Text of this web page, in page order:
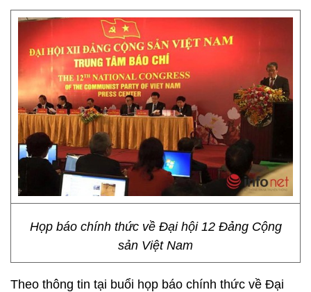
Họp báo chính thức về Đại hội 12 Đảng Cộng
sản Việt Nam
Theo thông tin tại buổi họp báo chính thức về Đại